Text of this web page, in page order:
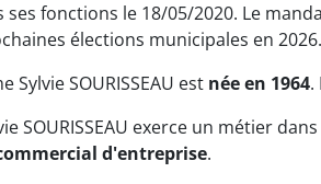
ses fonctions le 18/05/2020. Le
élections municipales en 2026.
Sylvie SOURISSEAU est née en 1964.
SOURISSEAU exerce un métier
d'entreprise.